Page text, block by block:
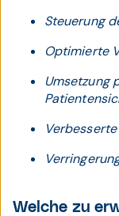
Steuerung
Optimierte
Umsetzung
Welche zu